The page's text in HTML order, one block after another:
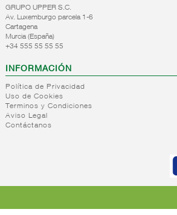
Sin
gluten
bloques
Helados
tarrinas
/ pints
congeladas
Granizados
Hielo
Helado
impulso-
GRUPO UPPER S.C.
Av. Luxemburgo parcela 1-6
Cartagena
Murcia (España)
+34 555 55 55 55
INFORMACIÓN
Política de Privacidad
Uso de Cookies
Terminos y Condiciones
Aviso Legal
Contáctanos